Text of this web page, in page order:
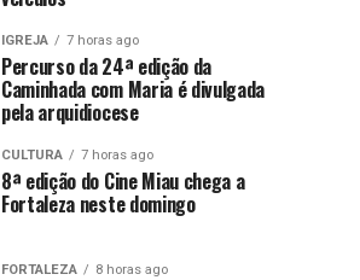
IGREJA 7 horas ago
Percurso da 24ª edição da
Caminhada com Maria é divulgada
pela arquidiocese
CULTURA 7 horas ago
8ª edição do Cine Miau chega a
Fortaleza neste domingo
FORTALEZA 8 horas ago